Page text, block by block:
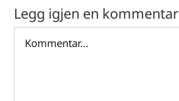
Legg igjen en kommentar